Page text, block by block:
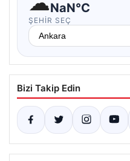
NaN°C
ŞEHIR SEÇ
Bizi Takip Edin